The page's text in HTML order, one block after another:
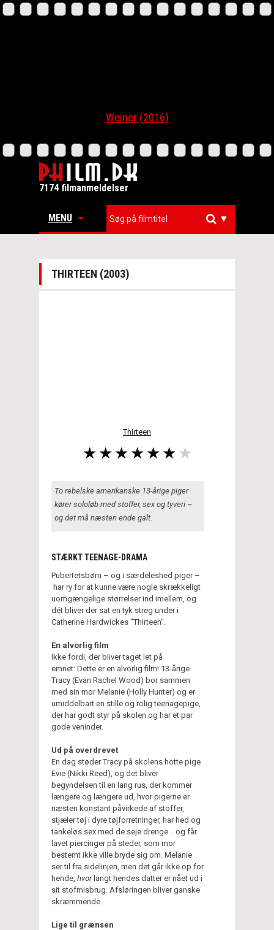
Weiner (2016)
7174 filmanmeldelser
MENU ▼
THIRTEEN (2003)
Thirteen
To rebelske amerikanske 13-årige piger
kører sololøb med stoffer, sex og tyveri –
og det må næsten ende galt.
STÆRKT TEENAGE-DRAMA
Pubertetsbørn – og i særdeleshed piger –
har ry for at kunne være nogle skrækkeligt
uomgængelige størrelser ind imellem, og
dét bliver der sat en tyk streg under i
Catherine Hardwickes "Thirteen".
En alvorlig film
Ikke fordi, der bliver taget let på
emnet: Dette er en alvorlig film! 13-årige
Tracy (Evan Rachel Wood) bor sammen
med sin mor Melanie (Holly Hunter) og er
umiddelbart en stille og rolig teenagepige,
der har godt styr på skolen og har et par
gode veninder.
Ud på overdrevet
En dag støder Tracy på skolens hotte pige
Evie (Nikki Reed), og det bliver
begyndelsen til en lang rus, der kommer
længere og længere ud, hvor pigerne er
næsten konstant påvirkede af stoffer,
stjæler tøj i dyre tøjforretninger, har hed og
tankeløs sex med de seje drenge... og får
lavet piercinger på steder, som mor
bestemt ikke ville bryde sig om. Melanie
ser til fra sidelinjen, men det går ikke op for
hende, hvorlangt hendes datter er nået ud i
sit stofmisbrug. Afsløringen bliver ganske
skræmmende.
Lige til grænsen